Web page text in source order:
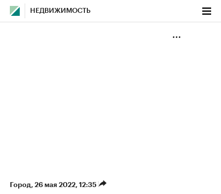
НЕДВИЖИМОСТЬ
Город⁠, 26 мая 2022, 12:35